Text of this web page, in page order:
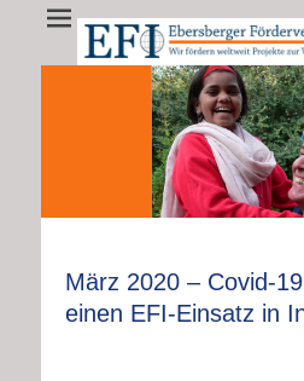
EFI e.V. fördert weltweit
•••••••
März 2020 – Covid-
einen EFI-Einsatz in